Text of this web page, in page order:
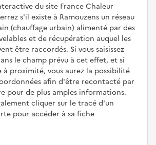
du site France Chaleur
s'il existe à Ramouzens un réseau
(chauffage urbain) alimenté par des
et de récupération auquel les
être raccordés. Si vous saisissez
le champ prévu à cet effet, et si
à proximité, vous aurez la possibilité
afin d'être recontacté par
pour de plus amples informations.
cliquer sur le tracé d'un
pour accéder à sa fiche